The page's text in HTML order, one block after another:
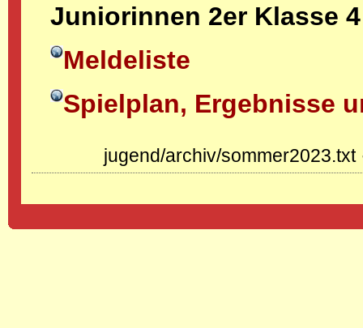
Juniorinnen 2er Klasse 4
Meldeliste
Spielplan, Ergebnisse
jugend/archiv/sommer2023.txt